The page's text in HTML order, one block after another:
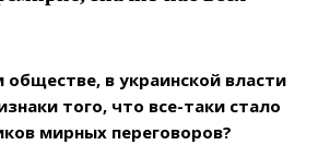
в украинской власти
того, что все-таки стало
мирных переговоров?